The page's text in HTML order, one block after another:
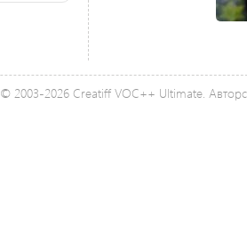
© 2003-2026 Creatiff VOC++ Ultimate.